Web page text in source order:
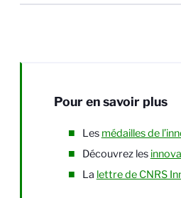
Pour en savoir plus
Les médailles de
Découvrez les
La lettre de CNRS